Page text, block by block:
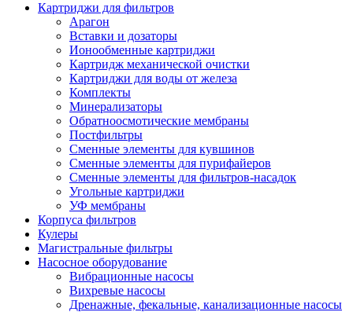
Картриджи для фильтров
Арагон
Вставки и дозаторы
Ионообменные картриджи
Картридж механической очистки
Картриджи для воды от железа
Комплекты
Минерализаторы
Обратноосмотические мембраны
Постфильтры
Сменные элементы для кувшинов
Сменные элементы для пурифайеров
Сменные элементы для фильтров-насадок
Угольные картриджи
УФ мембраны
Корпуса фильтров
Кулеры
Магистральные фильтры
Насосное оборудование
Вибрационные насосы
Вихревые насосы
Дренажные, фекальные, канализационные насосы